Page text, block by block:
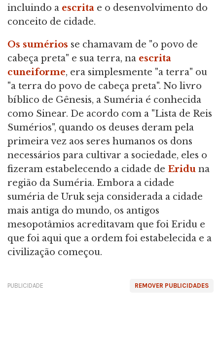
incluindo a escrita e o desenvolvimento do
conceito de cidade.
Os sumérios se chamavam de "o povo de
cabeça preta" e sua terra, na escrita
cuneiforme, era simplesmente "a terra" ou
"a terra do povo de cabeça preta". No livro
bíblico de Gênesis, a Suméria é conhecida
como Sinear. De acordo com a "Lista de Reis
Sumérios", quando os deuses deram pela
primeira vez aos seres humanos os dons
necessários para cultivar a sociedade, eles o
fizeram estabelecendo a cidade de Eridu na
região da Suméria. Embora a cidade
suméria de Uruk seja considerada a cidade
mais antiga do mundo, os antigos
mesopotâmios acreditavam que foi Eridu e
que foi aqui que a ordem foi estabelecida e a
civilização começou.
REMOVER PUBLICIDADES
PUBLICIDADE